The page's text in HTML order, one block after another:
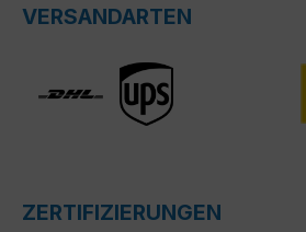
VERSANDARTEN
ZERTIFIZIERUNGEN